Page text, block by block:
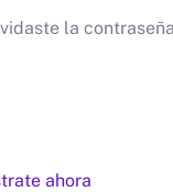
la
ahora